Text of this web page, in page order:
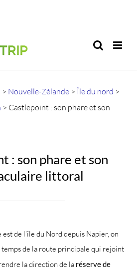
> Nouvelle-Zélande> Île du nord >
> Castlepoint : son phare et son
: son phare et son
littoral
de l’île du Nord depuis Napier, on
temps de la route principale qui rejoint
la direction de la réserve de